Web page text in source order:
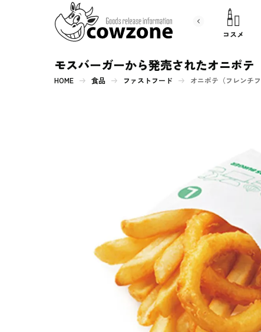
書 籍 文房具 コスメ
モスバーガーから発売されたオニポテ
HOME 食品 ファストフード オニポテ（フレンチ